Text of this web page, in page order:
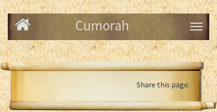
Cumorah
Share this page: